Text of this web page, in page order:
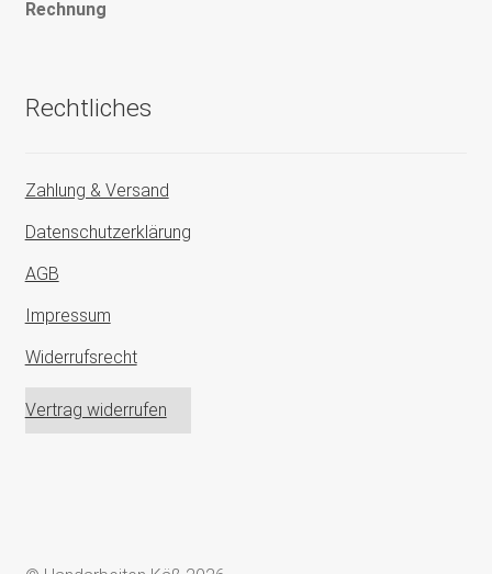
Rechnung
Rechtliches
Zahlung & Versand
Datenschutzerklärung
AGB
Impressum
Widerrufsrecht
Vertrag widerrufen